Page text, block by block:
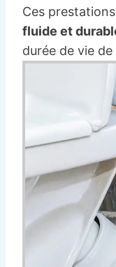
Ces
fluide et
durée de vie